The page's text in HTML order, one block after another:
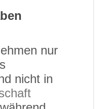
nur
nicht in